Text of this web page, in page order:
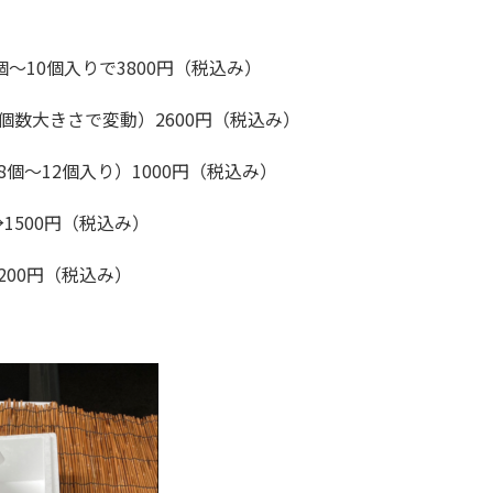
10個入りで3800円（税込み）
大きさで変動）2600円（税込み）
～12個入り）1000円（税込み）
円（税込み）
円（税込み）